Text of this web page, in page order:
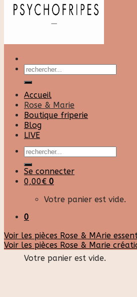
Recherche
pour :
Accueil
Rose & Marie
Boutique friperie
Blog
LIVE
Recherche
pour :
Se connecter
0,00€ 0
Votre panier est vide.
0
Panier
Votre panier est vide.
Voir les pièces Rose & MArie
Voir les pièces Rose & Marie